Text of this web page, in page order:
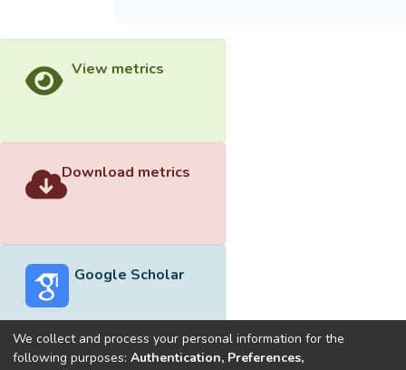
View metrics
Download metrics
Google Scholar
We collect and process your personal information for the
following purposes: Authentication, Preferences,